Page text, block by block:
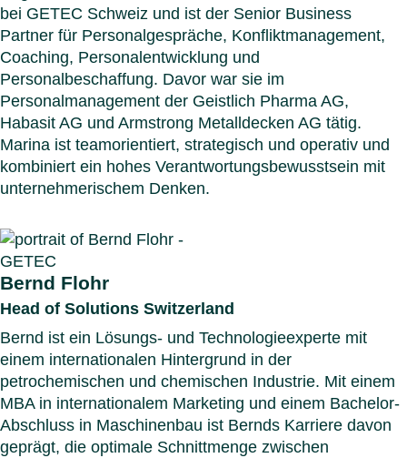
bei GETEC Schweiz und ist der Senior Business
Partner für Personalgespräche, Konfliktmanagement,
Coaching, Personalentwicklung und
Personalbeschaffung. Davor war sie im
Personalmanagement der Geistlich Pharma AG,
Habasit AG und Armstrong Metalldecken AG tätig.
Marina ist teamorientiert, strategisch und operativ und
kombiniert ein hohes Verantwortungsbewusstsein mit
unternehmerischem Denken.
Bernd Flohr
Head of Solutions Switzerland
Bernd ist ein Lösungs- und Technologieexperte mit
einem internationalen Hintergrund in der
petrochemischen und chemischen Industrie. Mit einem
MBA in internationalem Marketing und einem Bachelor-
Abschluss in Maschinenbau ist Bernds Karriere davon
geprägt, die optimale Schnittmenge zwischen